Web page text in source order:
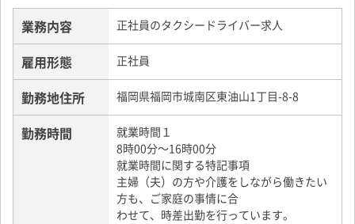
業務内容 正社員のタクシードライバー求人
雇用形態 正社員
勤務地住所 福岡県福岡市城南区東油山1丁目-8-8
勤務時間
就業時間１
8時00分～16時00分
就業時間に関する特記事項
主婦（夫）の方や介護をしながら働きたい
方も、ご家庭の事情に合
わせて、時差出勤を行っています。